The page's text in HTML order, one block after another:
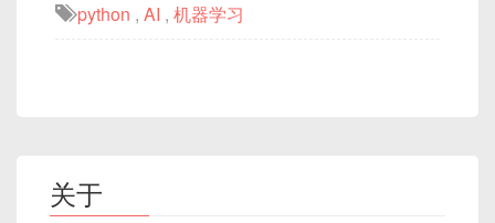
python , AI , 机器学习
关于